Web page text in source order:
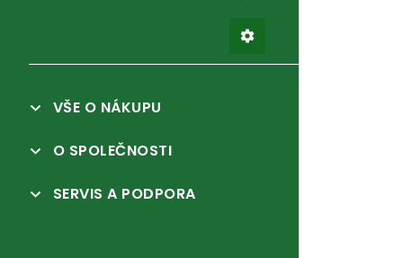
VŠE O NÁKUPU
O SPOLEČNOSTI
SERVIS A PODPORA